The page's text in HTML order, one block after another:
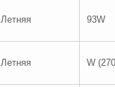
Летняя 93W
Летняя W